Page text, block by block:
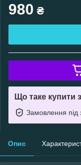
980 ₴
Що таке купити
Замовлення під
Опис